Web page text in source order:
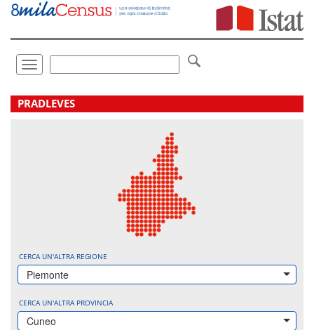
Vai
direttamente
Toggle
navigation
.
PRADLEVES
CERCA UN'ALTRA REGIONE
Piemonte
CERCA UN'ALTRA PROVINCIA
Cuneo